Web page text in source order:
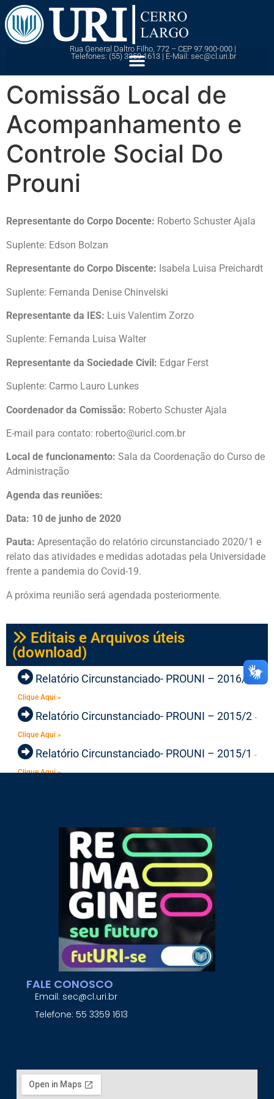
Rua General Daltro Filho, 772 – CEP 97.900-000 |
Telefones: (55) 3359 1613 | E-Mail: sec@cl.uri.br
Comissão Local de
Acompanhamento e
Controle Social Do
Prouni
Representante do Corpo Docente: Roberto Schuster Ajala
Suplente: Edson Bolzan
Representante do Corpo Discente: Isabela Luisa Preichardt
Suplente: Fernanda Denise Chinvelski
Representante da IES: Luis Valentim Zorzo
Suplente: Fernanda Luisa Walter
Representante da Sociedade Civil: Edgar Ferst
Suplente: Carmo Lauro Lunkes
Coordenador da Comissão: Roberto Schuster Ajala
E-mail para contato: roberto@uricl.com.br
Local de funcionamento: Sala da Coordenação do Curso de
Administração
Agenda das reuniões:
Data: 10 de junho de 2020
Pauta: Apresentação do relatório circunstanciado 2020/1 e
relato das atividades e medidas adotadas pela Universidade
frente a pandemia do Covid-19.
A próxima reunião será agendada posteriormente.
Editais e Arquivos úteis
(download)
Relatório Circunstanciado- PROUNI – 2016/1-
Clique Aqui »
Relatório Circunstanciado- PROUNI – 2015/2 -
Clique Aqui »
Relatório Circunstanciado- PROUNI – 2015/1 -
Clique Aqui »
FALE CONOSCO
Email: sec@cl.uri.br
Telefone: 55 3359 1613